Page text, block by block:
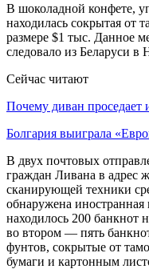
В шоколадной конфете,
находилась сокрытая от
размере $1 тыс. Данное
следовало из Беларуси
Сейчас читают
Почему диван проседает
Болгария выиграла
В двух почтовых
граждан Ливана в адрес
сканирующей техники
обнаружена
находилось 200 банкнот
во втором — пять
фунтов, сокрытые от
бумаги и картонным